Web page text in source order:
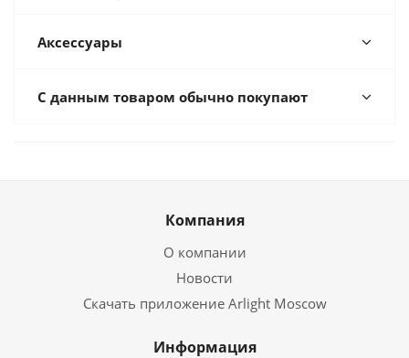
Аксессуары
С данным товаром обычно покупают
Компания
О компании
Новости
Скачать приложение Arlight Moscow
Информация